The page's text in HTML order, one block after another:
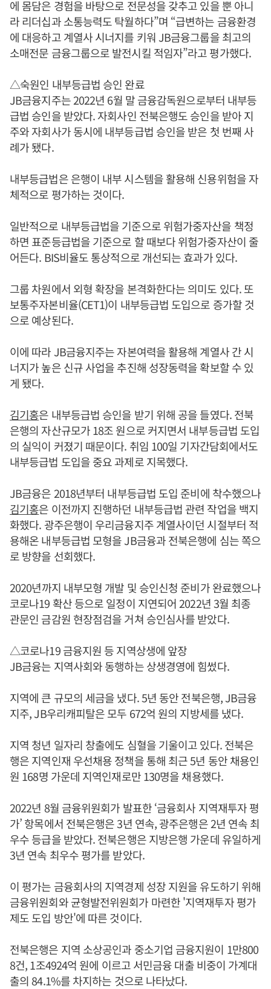
에 몸담은 경험을 바탕으로 전문성을 갖추고 있을 뿐 아니
라 리더십과 소통능력도 탁월하다”며 “급변하는 금융환경
에 대응하고 계열사 시너지를 키워 JB금융그룹을 최고의
소매전문 금융그룹으로 발전시킬 적임자”라고 평가했다.
△숙원인 내부등급법 승인 완료
JB금융지주는 2022년 6월 말 금융감독원으로부터 내부등
급법 승인을 받았다. 자회사인 전북은행도 승인을 받아 지
주와 자회사가 동시에 내부등급법 승인을 받은 첫 번째 사
례가 됐다.
내부등급법은 은행이 내부 시스템을 활용해 신용위험을 자
체적으로 평가하는 것이다.
일반적으로 내부등급법을 기준으로 위험가중자산을 책정
하면 표준등급법을 기준으로 할 때보다 위험가중자산이 줄
어든다. BIS비율도 통상적으로 개선되는 효과가 있다.
그룹 차원에서 외형 확장을 본격화한다는 의미도 있다. 또
보통주자본비율(CET1)이 내부등급법 도입으로 증가할 것
으로 예상된다.
이에 따라 JB금융지주는 자본여력을 활용해 계열사 간 시
너지가 높은 신규 사업을 추진해 성장동력을 확보할 수 있
게 됐다.
김기홍은 내부등급법 승인을 받기 위해 공을 들였다. 전북
은행의 자산규모가 18조 원으로 커지면서 내부등급법 도입
의 실익이 커졌기 때문이다. 취임 100일 기자간담회에서도
내부등급법 도입을 중요 과제로 지목했다.
JB금융은 2018년부터 내부등급법 도입 준비에 착수했으나
김기홍은 이전까지 진행하던 내부등급법 관련 작업을 백지
화했다. 광주은행이 우리금융지주 계열사이던 시절부터 적
용해온 내부등급법 모형을 JB금융과 전북은행에 심는 쪽으
로 방향을 선회했다.
2020년까지 내부모형 개발 및 승인신청 준비가 완료했으나
코로나19 확산 등으로 일정이 지연되어 2022년 3월 최종
관문인 금감원 현장점검을 거쳐 승인심사를 받았다.
△코로나19 금융지원 등 지역상생에 앞장
JB금융는 지역사회와 동행하는 상생경영에 힘썼다.
지역에 큰 규모의 세금을 냈다. 5년 동안 전북은행, JB금융
지주, JB우리캐피탈은 모두 672억 원의 지방세를 냈다.
지역 청년 일자리 창출에도 심혈을 기울이고 있다. 전북은
행은 지역인재 우선채용 정책을 통해 최근 5년 동안 채용인
원 168명 가운데 지역인재로만 130명을 채용했다.
2022년 8월 금융위원회가 발표한 ‘금융회사 지역재투자 평
가’ 항목에서 전북은행은 3년 연속, 광주은행은 2년 연속 최
우수 등급을 받았다. 전북은행은 지방은행 가운데 유일하게
3년 연속 최우수 평가를 받았다.
이 평가는 금융회사의 지역경제 성장 지원을 유도하기 위해
금융위원회와 균형발전위원회가 마련한 '지역재투자 평가
제도 도입 방안'에 따른 것이다.
전북은행은 지역 소상공인과 중소기업 금융지원이 1만800
8건, 1조4924억 원에 이르고 서민금융 대출 비중이 가계대
출의 84.1%를 차지하는 것으로 나타났다.